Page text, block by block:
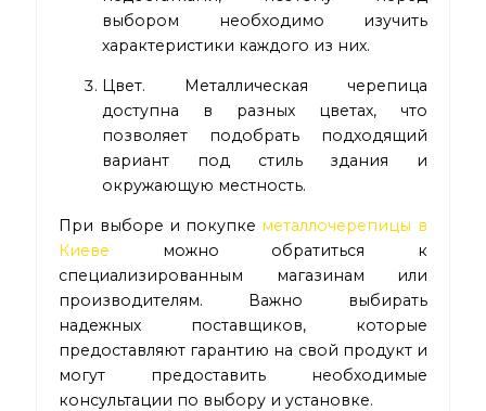
выбором необходимо изучить
характеристики каждого из них.
Цвет. Металлическая черепица
доступна в разных цветах, что
позволяет подобрать подходящий
вариант под стиль здания и
окружающую местность.
При выборе и покупке металлочерепицы в
Киеве можно обратиться к
специализированным магазинам или
производителям. Важно выбирать
надежных поставщиков, которые
предоставляют гарантию на свой продукт и
могут предоставить необходимые
консультации по выбору и установке.